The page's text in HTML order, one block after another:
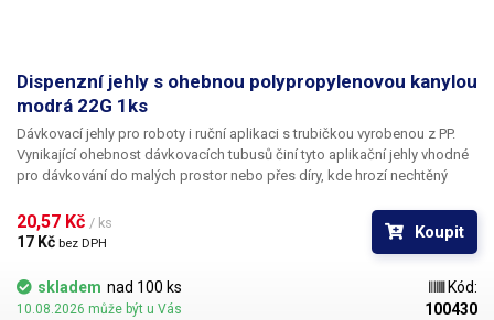
Dispenzní jehly s ohebnou polypropylenovou kanylou
modrá 22G 1ks
Dávkovací jehly pro roboty i ruční aplikaci s trubičkou vyrobenou z PP.
Vynikající ohebnost dávkovacích tubusů činí tyto aplikační jehly vhodné
pro dávkování do malých prostor nebo přes díry, kde hrozí nechtěný
popřípadě hrozí poškození obrobku nechtěným kontaktem s hrotem
jehly.
20,57 Kč / ks
17 Kč bez DPH
Koupit
skladem nad 100 ks
10.08.2026 může být u Vás
Kód:
100430